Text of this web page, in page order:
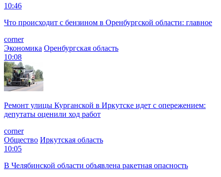
10:46
Что происходит с бензином в Оренбургской области: главное
corner
Экономика Оренбургская область
10:08
Ремонт улицы Курганской в Иркутске идет с опережением:
депутаты оценили ход работ
corner
Общество Иркутская область
10:05
В Челябинской области объявлена ракетная опасность